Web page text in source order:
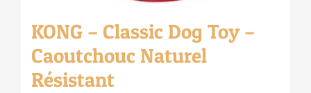
KONG – Classic Dog Toy –
Caoutchouc Naturel
Résistant